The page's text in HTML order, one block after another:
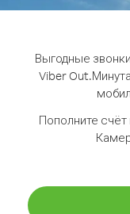
Выгодные
Viber Out.
Пополните счёт